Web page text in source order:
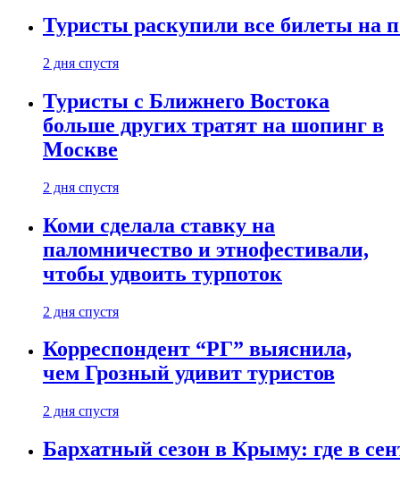
Туристы раскупили все билеты на
2 дня спустя
Туристы с Ближнего Востока
больше других тратят на шопинг в
Москве
2 дня спустя
Коми сделала ставку на
паломничество и этнофестивали,
чтобы удвоить турпоток
2 дня спустя
Корреспондент “РГ” выяснила,
чем Грозный удивит туристов
2 дня спустя
Бархатный сезон в Крыму: где в